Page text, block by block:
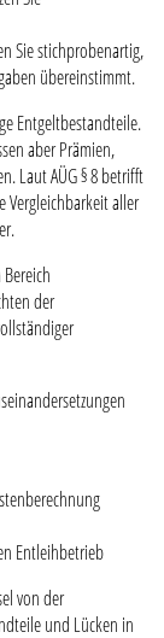
Sie stichprobenartig,
übereinstimmt.
Entgeltbestandteile.
aber Prämien,
Laut AÜG § 8 betrifft
Vergleichbarkeit aller
der
Entleihbetrieb
von der
und Lücken in